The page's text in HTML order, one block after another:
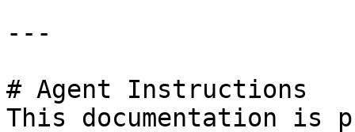
---
# Agent Instructions
This documentation is